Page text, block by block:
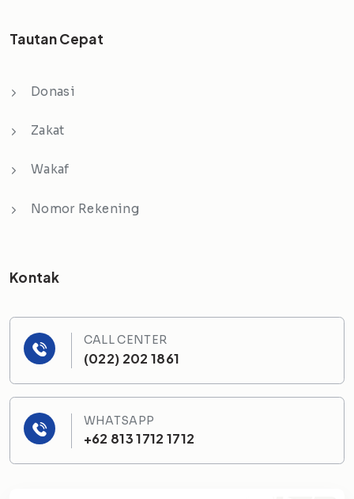
Tautan Cepat
Donasi
Zakat
Wakaf
Nomor Rekening
Kontak
CALL CENTER
(022) 202 1861
WHATSAPP
+62 813 1712 1712